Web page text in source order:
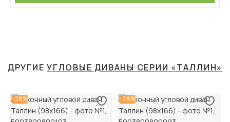
ДРУГИЕУГЛОВЫЕ ДИВАНЫ СЕРИИ «ТАЛЛИН»
-28% -28%